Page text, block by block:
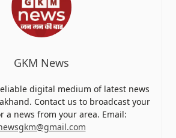
GKM News
digital medium of latest news
Contact us to broadcast your
a news from your area. Email: